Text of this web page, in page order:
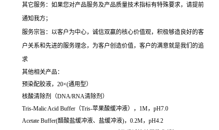
其它服务：如果您对产品服务及产品质量技术指标有特殊要求，请提前
通知我方；
服务宗旨：以客户为中心，诚信双赢的核心价值观，积极够造良好的客
户关系和先进的服务理念，为客户创造价值，客户的满意就是我们的追
求
其他相关产品：
预染配胶液，20×(通用型）
核酸清除剂（DNA/RNA清除剂）
Tris-Malic Acid Buffer（Tris-苹果酸缓冲液），1M，pH7.0
Acetate Buffer(醋酸盐缓冲液、盐缓冲液)，0.2M，pH4.2